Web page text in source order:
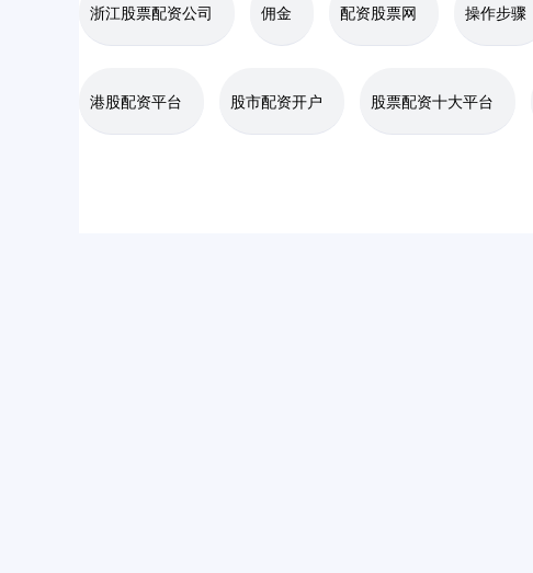
浙江股票配资公司 佣金 配资股票网 操作步骤
港股配资平台 股市配资开户 股票配资十大平台